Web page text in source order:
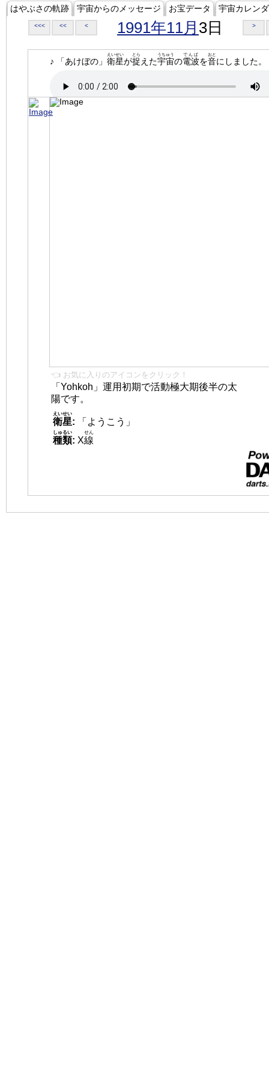
はやぶさの軌跡 宇宙からのメッセージ お宝データ 宇宙カレン
<<< << < 1991年11月 3日 >
♪ 「あけぼの」 衛星
えいせい
が捉
とら
えた宇宙
うちゅう
の電波
でんぱ
を音
おと
にしました。
👈 お気に入りのアイコンをクリック！
「Yohkoh」運用初期で活動極大期後半の太
陽です。
衛星
えいせい
:
「ようこう」
種類
しゅるい
: X線
せん